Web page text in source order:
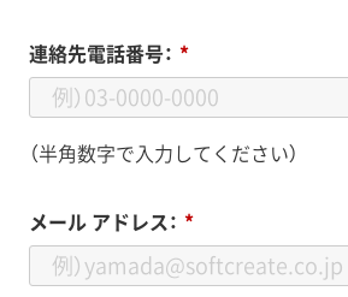
*
連絡先電話番号：
（半角数字で入力してください）
*
メール アドレス：